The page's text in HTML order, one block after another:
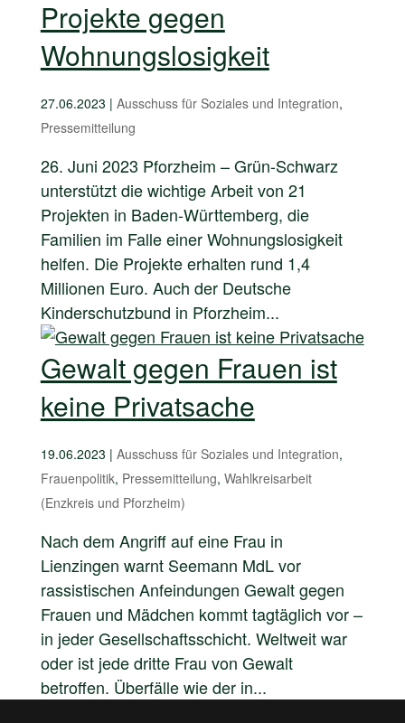
Projekte gegen
Wohnungslosigkeit
27.06.2023 | Ausschuss für Soziales und Integration,
Pressemitteilung
26. Juni 2023 Pforzheim – Grün-Schwarz
unterstützt die wichtige Arbeit von 21
Projekten in Baden-Württemberg, die
Familien im Falle einer Wohnungslosigkeit
helfen. Die Projekte erhalten rund 1,4
Millionen Euro. Auch der Deutsche
Kinderschutzbund in Pforzheim...
Gewalt gegen Frauen ist
keine Privatsache
19.06.2023 | Ausschuss für Soziales und Integration,
Frauenpolitik, Pressemitteilung, Wahlkreisarbeit
(Enzkreis und Pforzheim)
Nach dem Angriff auf eine Frau in
Lienzingen warnt Seemann MdL vor
rassistischen Anfeindungen Gewalt gegen
Frauen und Mädchen kommt tagtäglich vor –
in jeder Gesellschaftsschicht. Weltweit war
oder ist jede dritte Frau von Gewalt
betroffen. Überfälle wie der in...